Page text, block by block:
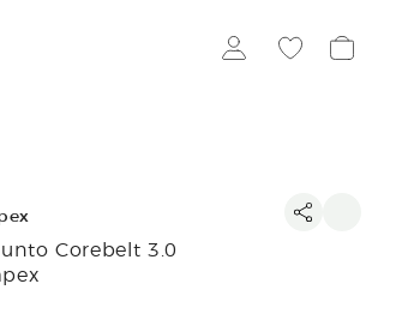
Corebelt 3.0